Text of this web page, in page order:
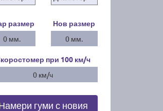
размер
0 мм.
Нов размер
0 мм.
при 100 км/ч
0 км/ч
гуми с новия